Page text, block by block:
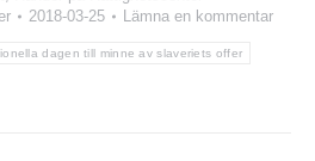
2018-03-25 Lämna en kommentar
dagen till minne av slaveriets offer